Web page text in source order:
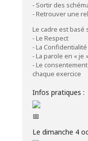
⁃ Sortir des
⁃ Retrouver une
Le cadre est basé
⁃ Le Respect
⁃ La Confidentialité
⁃ La parole en « je
⁃ Le
chaque exercice
Infos pratiques :
Le dimanche 4